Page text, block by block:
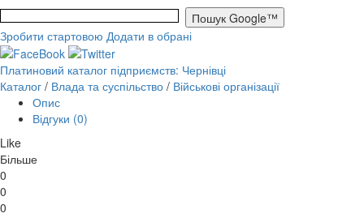
Зробити стартовою Додати в обрані
Платиновий каталог підприємств: Чернівці
Каталог / Влада та суспільство / Військові організації
Опис
Відгуки (0)
Like
Більше
0
0
0